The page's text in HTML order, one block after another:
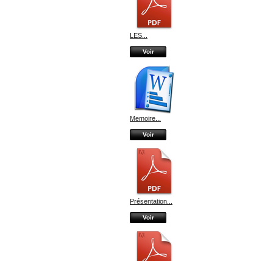
LES...
Voir
Memoire...
Voir
Présentation...
Voir